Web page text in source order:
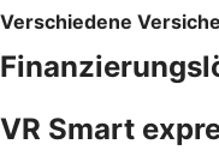
Verschiedene
VR Smart